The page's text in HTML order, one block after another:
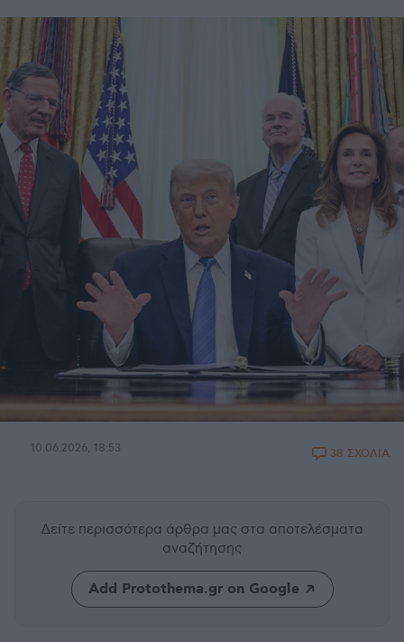
10.06.2026, 18:53 38 ΣΧΟΛΙΑ
Δείτε περισσότερα άρθρα μας στα αποτελέσματα
αναζήτησης
Add Protothema.gr on Google